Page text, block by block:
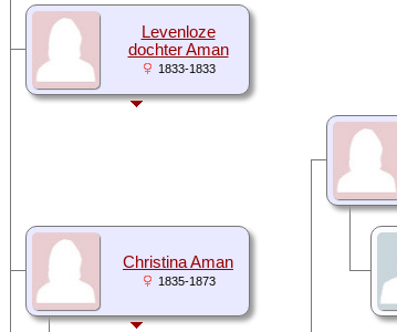
Levenloze
dochter Aman
1833-1833
Christina Aman
1835-1873